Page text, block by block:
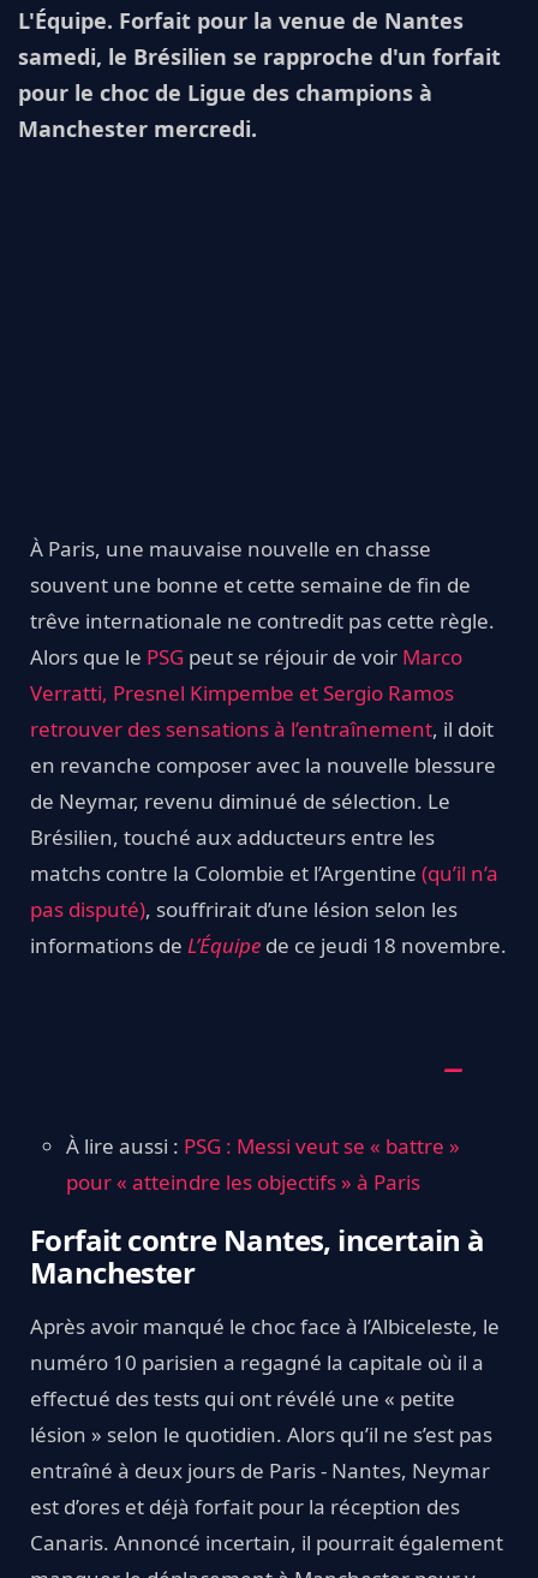
L'Équipe. Forfait pour la venue de Nantes
samedi, le Brésilien se rapproche d'un forfait
pour le choc de Ligue des champions à
Manchester mercredi.
À Paris, une mauvaise nouvelle en chasse
souvent une bonne et cette semaine de fin de
trêve internationale ne contredit pas cette règle.
Alors que le PSG peut se réjouir de voir Marco
Verratti, Presnel Kimpembe et Sergio Ramos
retrouver des sensations à l’entraînement, il doit
en revanche composer avec la nouvelle blessure
de Neymar, revenu diminué de sélection. Le
Brésilien, touché aux adducteurs entre les
matchs contre la Colombie et l’Argentine (qu’il n’a
pas disputé), souffrirait d’une lésion selon les
informations de L’Équipe de ce jeudi 18 novembre.
À lire aussi : PSG : Messi veut se « battre »
pour « atteindre les objectifs » à Paris
Forfait contre Nantes, incertain à
Manchester
Après avoir manqué le choc face à l’Albiceleste, le
numéro 10 parisien a regagné la capitale où il a
effectué des tests qui ont révélé une « petite
lésion » selon le quotidien. Alors qu’il ne s’est pas
entraîné à deux jours de Paris - Nantes, Neymar
est d’ores et déjà forfait pour la réception des
Canaris. Annoncé incertain, il pourrait également